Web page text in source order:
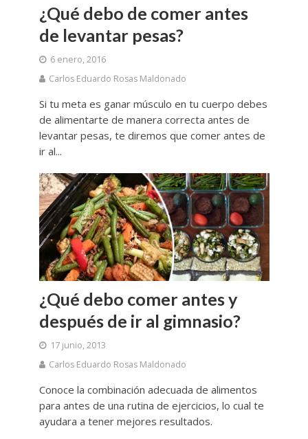
¿Qué debo de comer antes
de levantar pesas?
6 enero, 2016
Carlos Eduardo Rosas Maldonado
Si tu meta es ganar músculo en tu cuerpo debes
de alimentarte de manera correcta antes de
levantar pesas, te diremos que comer antes de
ir al...
¿Qué debo comer antes y
después de ir al gimnasio?
17 junio, 2013
Carlos Eduardo Rosas Maldonado
Conoce la combinación adecuada de alimentos
para antes de una rutina de ejercicios, lo cual te
ayudara a tener mejores resultados.